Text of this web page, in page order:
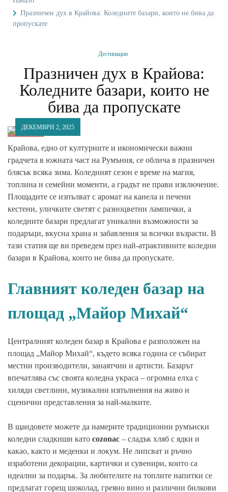
Празничен дух в Крайова: Коледните базари, които не бива да
пропускате
Дестинации
Празничен дух в Крайова:
Коледните базари, които не
бива да пропускате
ДЕКЕМВРИ 2, 2025
Крайова, едно от културните и икономически важни
градчета в южната част на Румъния, се облича в празничен
блясък всяка зима. Коледният сезон е време на магия,
топлина и семейни моменти, а градът не прави изключение.
Площадите се изпълват с аромат на канела и печени
кестени, уличките светят с разноцветни лампички, а
коледните базари предлагат уникални възможности за
подаръци, вкусна храна и забавления за всички възрасти. В
тази статия ще ви преведем през най-атрактивните коледни
базари в Крайова, които не бива да пропускате.
Главният коледен базар на
площад „Майор Михай“
Централният коледен базар в Крайова е разположен на
площад „Майор Михай“, където всяка година се събират
местни производители, занаятчии и артисти. Базарът
впечатлява със своята коледна украса – огромна елха с
хиляди светлини, музикални изпълнения на живо и
сценични представления за най-малките.
В щандовете можете да намерите традиционни румънски
коледни сладкиши като cozonac – сладък хляб с ядки и
какао, както и меденки и локум. Не липсват и ръчно
изработени декорации, картички и сувенири, които са
идеални за подарък. За любителите на топлите напитки се
предлагат горещ шоколад, греяно вино и различни билкови